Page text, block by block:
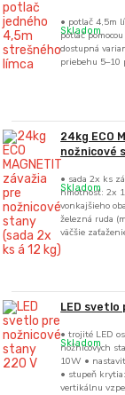
• potlač 4,5m
potlač
dostupná
priebehu 5–10
Skladom
24kg ECO
nožnicové
• sada 2x ks
hmotnosť: 2x
vonkajšieho
železná ruda
väčšie
Skladom
LED svetlo
• trojité LED
nožnicových
10W •
• stupeň
vertikálnu
Skladom